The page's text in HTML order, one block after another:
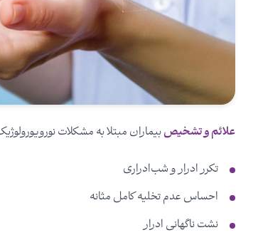
علائم و تشخیصبیماران مبتلا به مشکلات
تکرر ادرار و شب‌ادراری
احساس عدم تخلیه کامل مثانه
نشت ناگهانی ادرار